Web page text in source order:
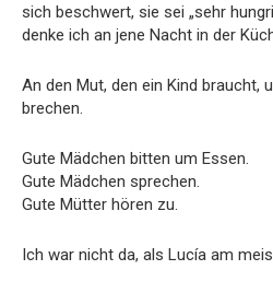
sich beschwert, sie sei „sehr
denke ich an jene Nacht in der
An den Mut, den ein Kind braucht,
brechen.
Gute Mädchen bitten um Essen.
Gute Mädchen sprechen.
Gute Mütter hören zu.
Ich war nicht da, als Lucía am